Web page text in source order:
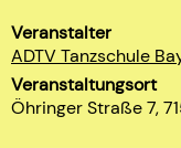
Veranstalter
ADTV Tanzschule
Veranstaltungsort
Öhringer Straße 7,